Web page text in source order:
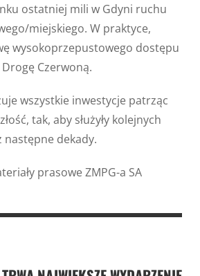
ostatniej mili w Gdyni ruchu
miejskiego. W praktyce,
wysokoprzepustowego dostępu
Czerwoną.
wszystkie inwestycje patrząc
tak, aby służyły kolejnych
dekady.
prasowe ZMPG-a SA